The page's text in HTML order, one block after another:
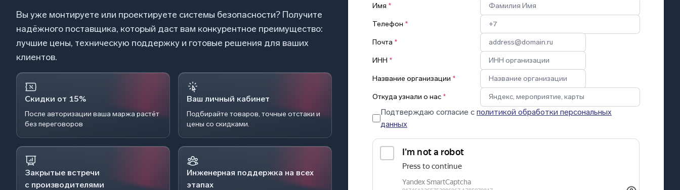
Вы уже монтируете или проектируете системы безопасности? Получите
надёжного поставщика, который даст вам конкурентное преимущество:
лучшие цены, техническую поддержку и готовые решения для ваших
клиентов.
Скидки от 15%
После авторизации ваша маржа растёт
без переговоров
Ваш личный кабинет
Подбирайте товаров, точные отстаки и
цены со скидками.
Закрытые встречи
с производителями
Инженерная поддержка на всех
этапах
Имя *
Телефон *
Почта *
ИНН *
Название организации *
Откуда узнали о нас *
Подтверждаю согласие с политикой обработки персональных
данных